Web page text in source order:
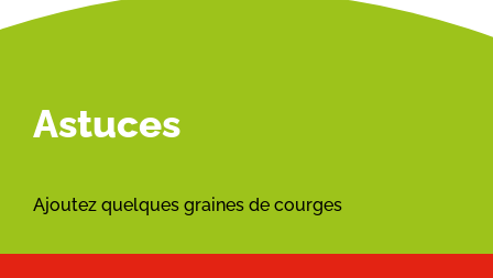
Astuces
Ajoutez quelques graines de courges